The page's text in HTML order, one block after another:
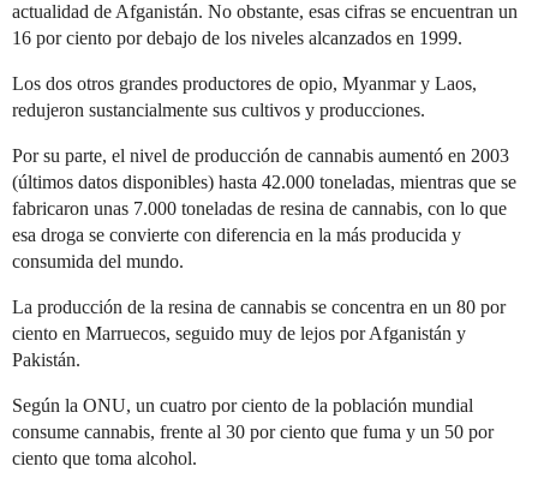
actualidad de Afganistán. No obstante, esas cifras se encuentran un
16 por ciento por debajo de los niveles alcanzados en 1999.
Los dos otros grandes productores de opio, Myanmar y Laos,
redujeron sustancialmente sus cultivos y producciones.
Por su parte, el nivel de producción de cannabis aumentó en 2003
(últimos datos disponibles) hasta 42.000 toneladas, mientras que se
fabricaron unas 7.000 toneladas de resina de cannabis, con lo que
esa droga se convierte con diferencia en la más producida y
consumida del mundo.
La producción de la resina de cannabis se concentra en un 80 por
ciento en Marruecos, seguido muy de lejos por Afganistán y
Pakistán.
Según la ONU, un cuatro por ciento de la población mundial
consume cannabis, frente al 30 por ciento que fuma y un 50 por
ciento que toma alcohol.